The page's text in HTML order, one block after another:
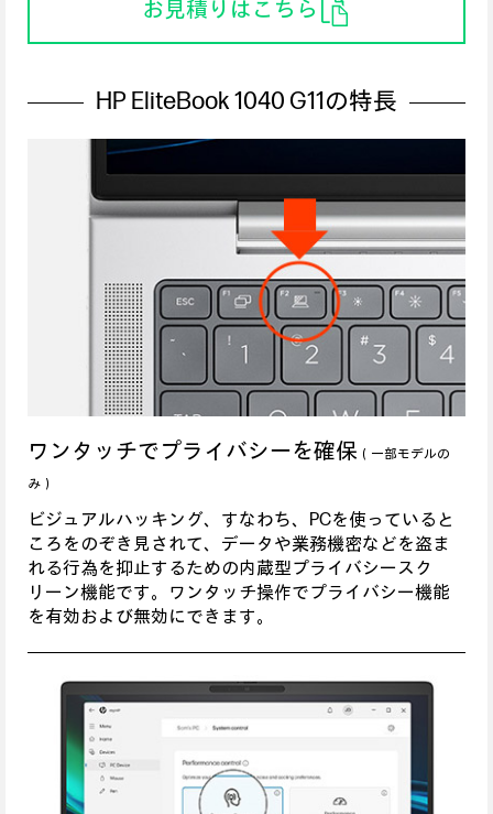
お見積りはこちら
HP EliteBook 1040 G11の特長
ワンタッチでプライバシーを確保 （一部モデルの
み）
ビジュアルハッキング、すなわち、PCを使っていると
ころをのぞき見されて、データや業務機密などを盗ま
れる行為を抑止するための内蔵型プライバシースク
リーン機能です。ワンタッチ操作でプライバシー機能
を有効および無効にできます。